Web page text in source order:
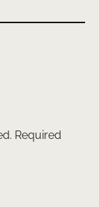
Required